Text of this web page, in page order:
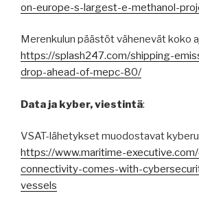
on-europe-s-largest-e-methanol-
Merenkulun päästöt vähenevät koko
https://splash247.com/shipping-
drop-ahead-of-mepc-80/
Data ja kyber, viestintä:
VSAT-lähetykset muodostavat
https://www.maritime-
connectivity-comes-with-
vessels